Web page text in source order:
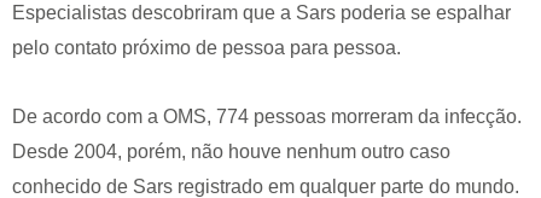
Especialistas descobriram que a Sars poderia se espalhar
pelo contato próximo de pessoa para pessoa.
De acordo com a OMS, 774 pessoas morreram da infecção.
Desde 2004, porém, não houve nenhum outro caso
conhecido de Sars registrado em qualquer parte do mundo.